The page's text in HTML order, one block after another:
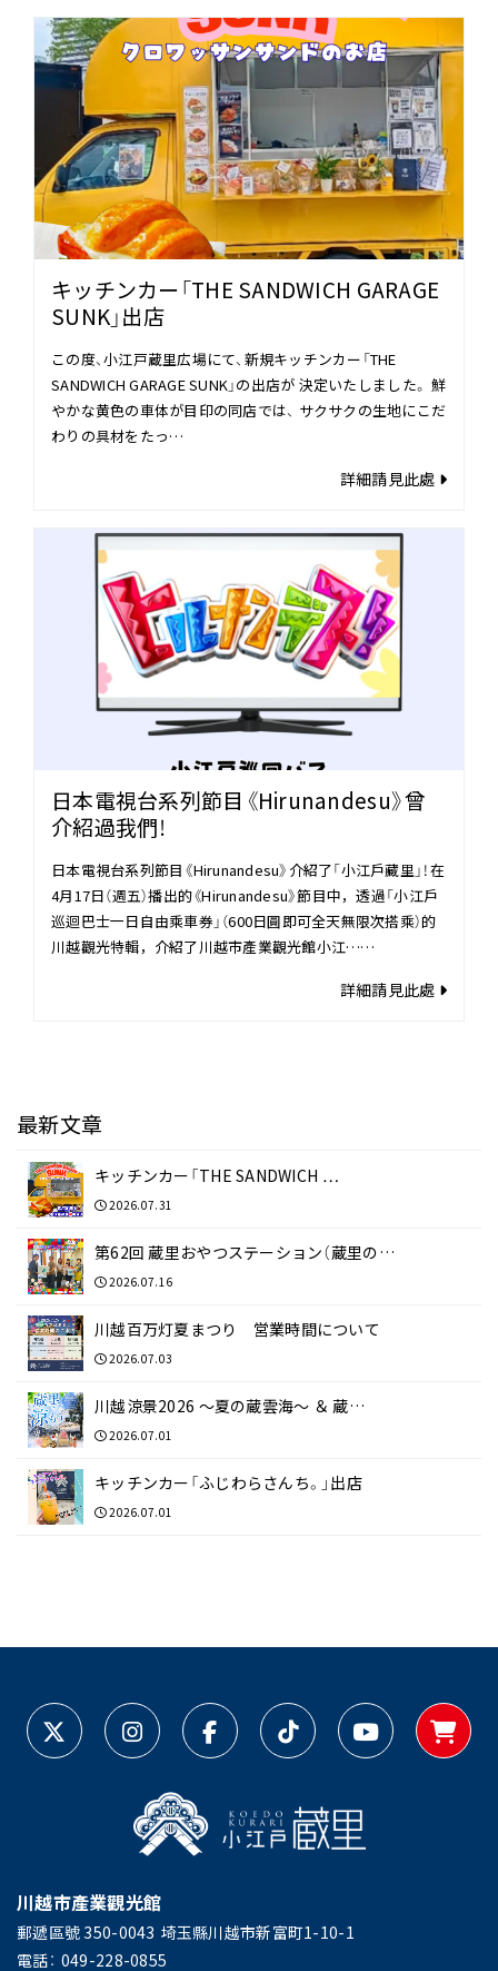
キッチンカー「THE SANDWICH GARAGE
SUNK」出店
この度、小江戸蔵里広場にて、新規キッチンカー「THE
SANDWICH GARAGE SUNK」の出店が 決定いたしました。 鮮
やかな黄色の車体が目印の同店では、 サクサクの生地にこだ
わりの具材をたっ…
詳細請見此處
日本電視台系列節目《Hirunandesu》曾
介紹過我們！
日本電視台系列節目《Hirunandesu》介紹了「小江戶藏里」！在
4月17日（週五）播出的《Hirunandesu》節目中，透過「小江戶
巡迴巴士一日自由乘車券」（600日圓即可全天無限次搭乘）的
川越觀光特輯，介紹了川越市產業觀光館小江……
詳細請見此處
最新文章
キッチンカー「THE SANDWICH …
2026.07.31
第62回 蔵里おやつステーション（蔵里の…
2026.07.16
川越百万灯夏まつり 営業時間について
2026.07.03
川越涼景2026 ～夏の蔵雲海～ ＆ 蔵…
2026.07.01
キッチンカー「ふじわらさんち。」出店
2026.07.01
川越市產業觀光館
郵遞區號 350-0043 埼玉縣川越市新富町1-10-1
電話： 049-228-0855